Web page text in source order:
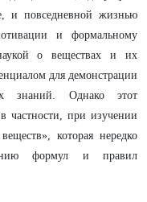
и повседневной жизнью
и формальному
о веществах и их
для демонстрации
знаний. Однако этот
частности, при изучении
которая нередко
формул и правил